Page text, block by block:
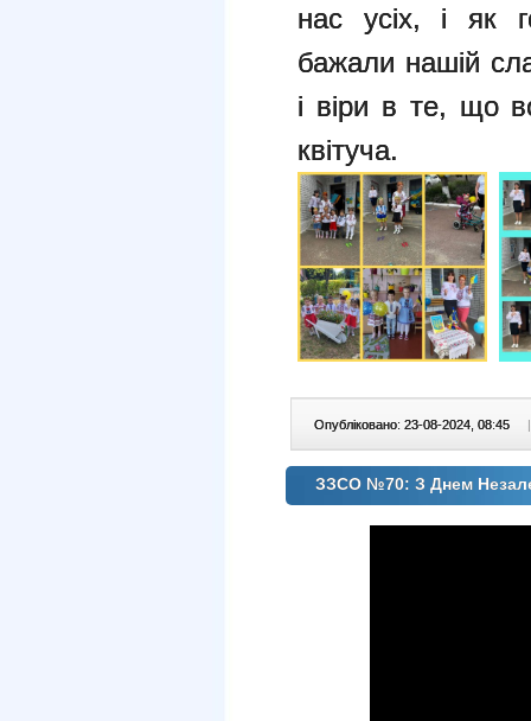
нас усіх, і як
бажали нашій
і віри в те, що
квітуча.
Опубліковано: 23-08-2024, 08:45 |
ЗЗСО №70: З Днем